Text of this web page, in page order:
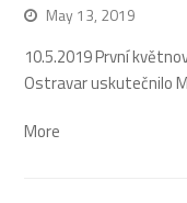
May 13, 2019
10.5.2019 První
Ostravar uskutečnilo
More